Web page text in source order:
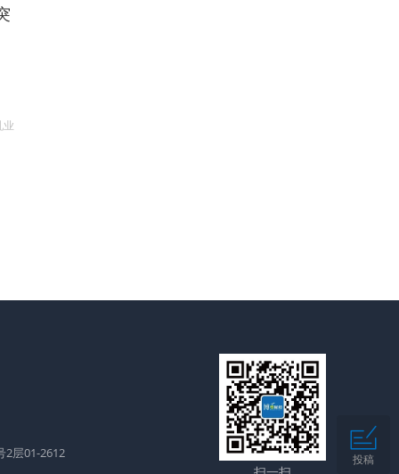
业
2层01-2612
投稿